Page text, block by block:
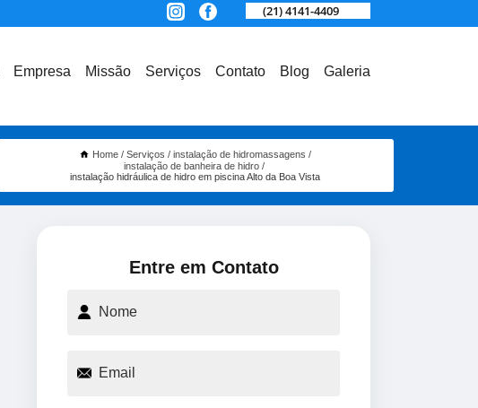
(21) 4141-4409
Empresa Missão Serviços Contato Blog Galeria
Home Serviços
instalação de hidromassagens
instalação de banheira de hidro
instalação hidráulica de hidro em piscina Alto da Boa Vista
Entre em Contato